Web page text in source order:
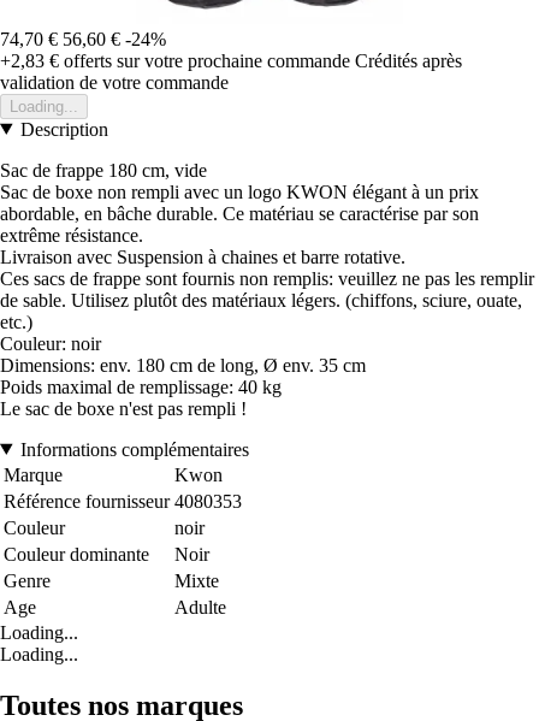
74,70 € 56,60 € -24%
+2,83 € offerts sur votre prochaine commande Crédités après
validation de votre commande
Loading...
Description
Sac de frappe 180 cm, vide
Sac de boxe non rempli avec un logo KWON élégant à un prix
abordable, en bâche durable. Ce matériau se caractérise par son
extrême résistance.
Livraison avec Suspension à chaines et barre rotative.
Ces sacs de frappe sont fournis non remplis: veuillez ne pas les remplir
de sable. Utilisez plutôt des matériaux légers. (chiffons, sciure, ouate,
etc.)
Couleur: noir
Dimensions: env. 180 cm de long, Ø env. 35 cm
Poids maximal de remplissage: 40 kg
Le sac de boxe n'est pas rempli !
Informations complémentaires
Marque
Kwon
Référence fournisseur 4080353
Couleur
noir
Couleur dominante
Noir
Genre
Mixte
Age
Adulte
Loading...
Loading...
Toutes nos marques